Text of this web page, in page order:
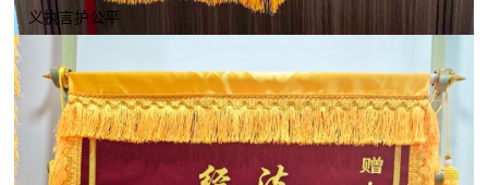
义执言护公平